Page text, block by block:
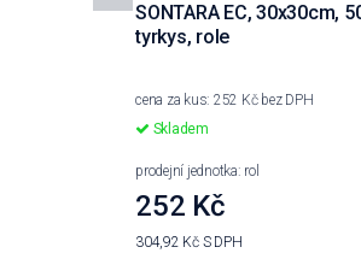
SONTARA EC, 30x30cm,
tyrkys, role
cena za kus: 252 Kč bez DPH
Skladem
prodejní jednotka: rol
252 Kč
304,92 Kč S DPH